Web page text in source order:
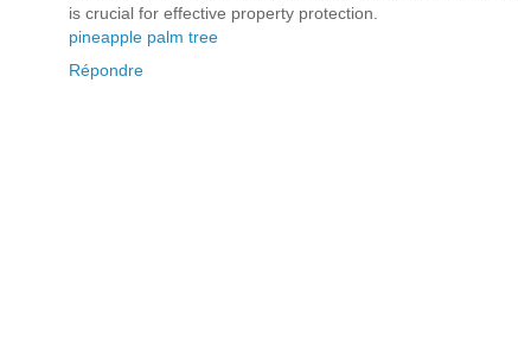
is crucial for effective property protection.
pineapple palm tree
Répondre